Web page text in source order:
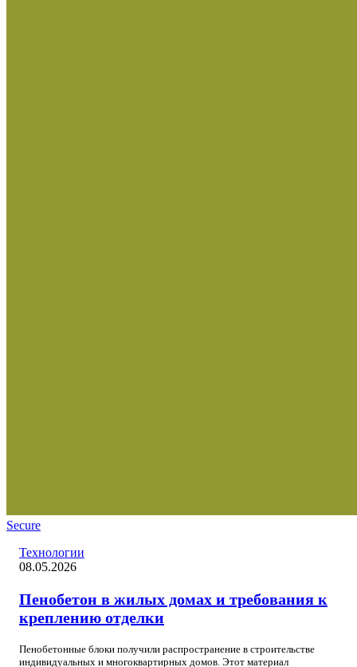
Secure
Технологии
08.05.2026
Пенобетон в жилых домах и требования к
креплению отделки
Пенобетонные блоки получили распространение в строительстве
индивидуальных и многоквартирных домов. Этот материал